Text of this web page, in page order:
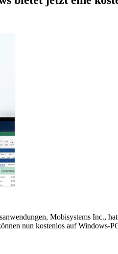
Mobisystems Inc.,
nun kostenlos auf Windows-